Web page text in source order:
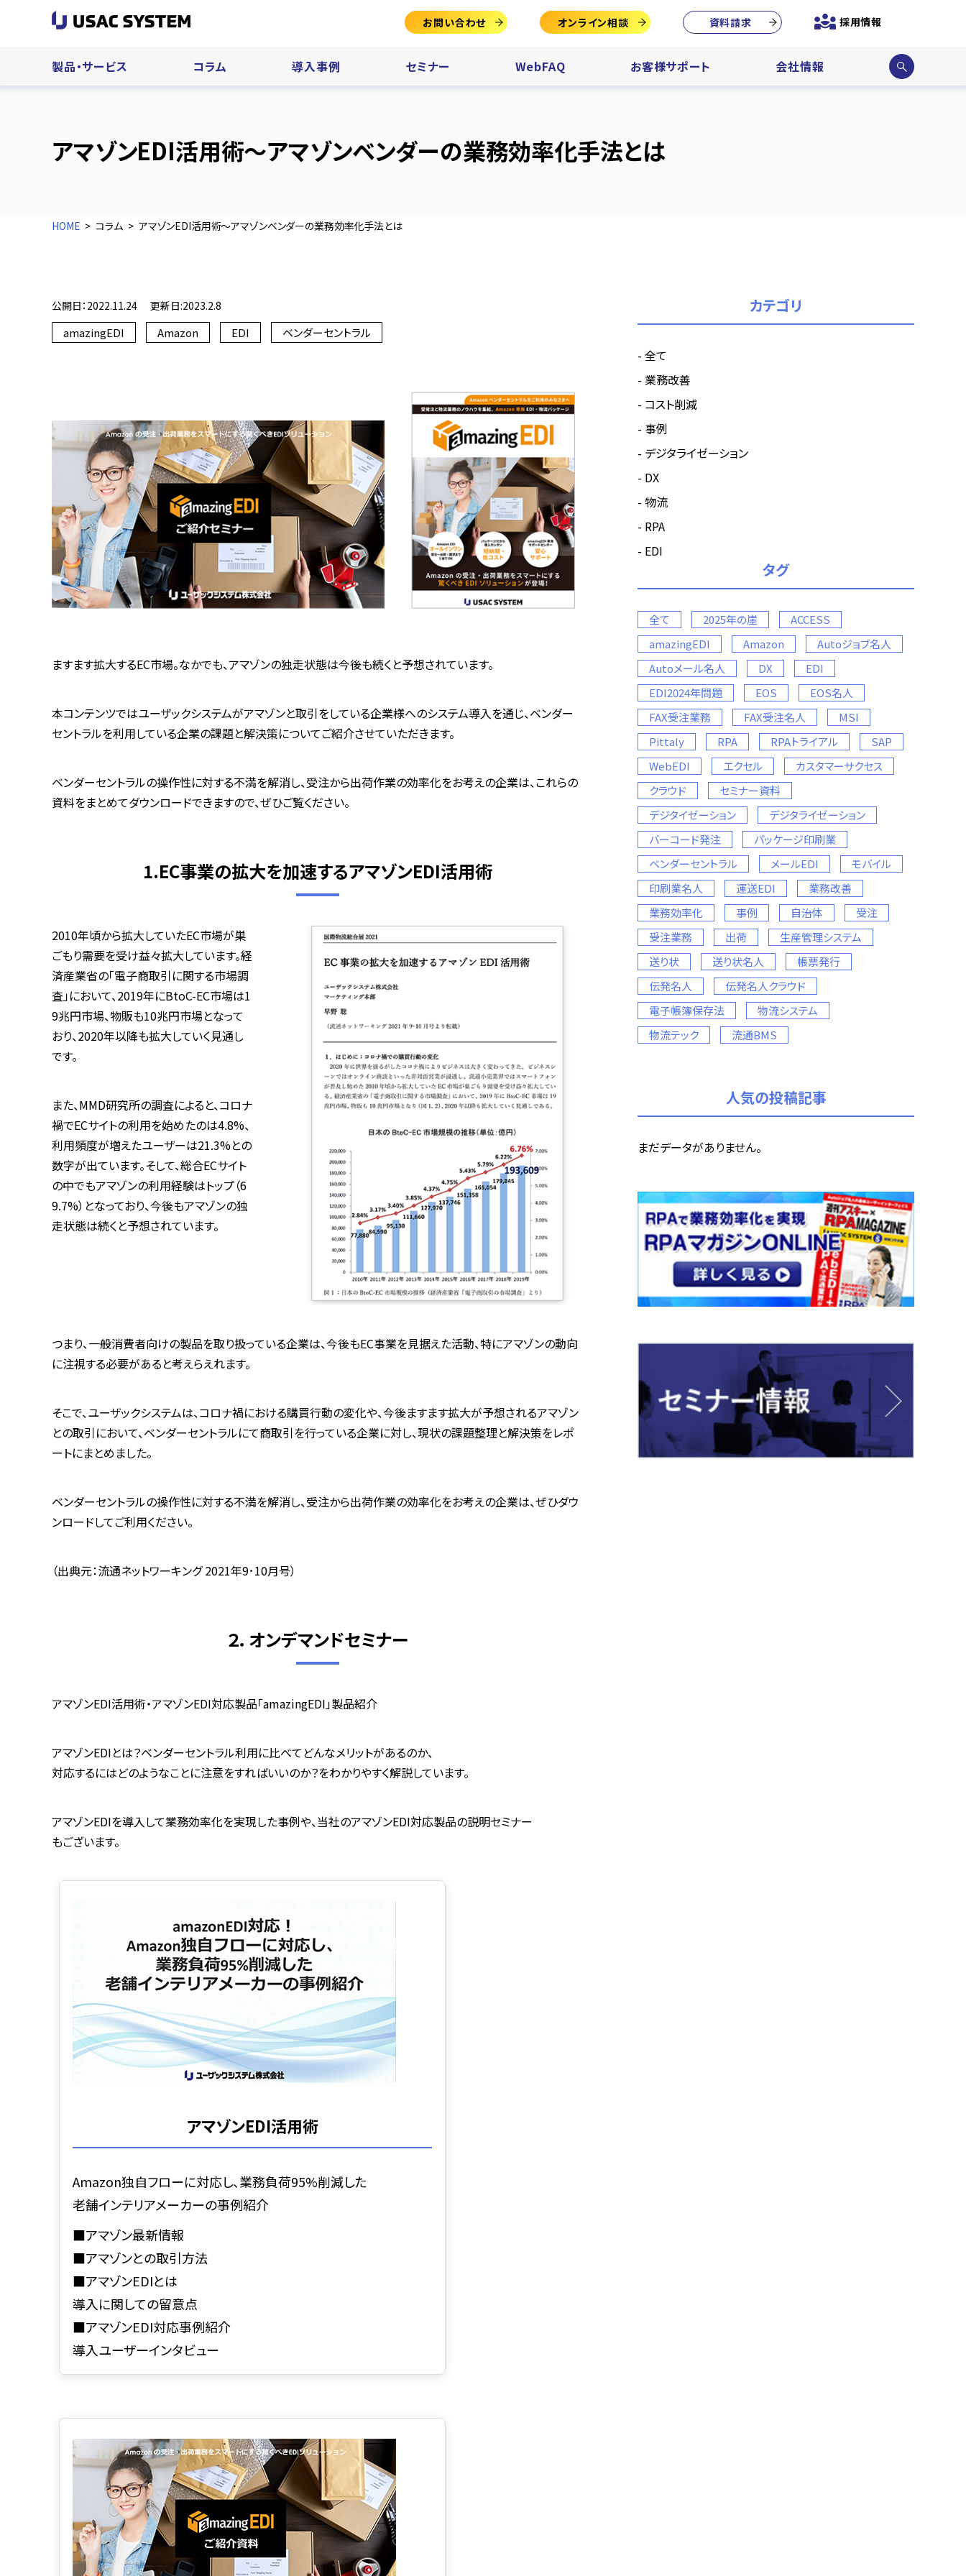
製品・サービス コラム 導入事例 セミナー WebFAQ お客様サポート 会社情報
サイ
ト内
お問い合わせ オンライン相談 資料請求 採用情報
アマゾンEDI活用術～アマゾンベンダーの業務効率化手法とは
HOME コラム アマゾンEDI活用術～アマゾンベンダーの業務効率化手法とは
公開日：2022.11.24 更新日:2023.2.8
amazingEDI Amazon EDI ベンダーセントラル
ますます拡大するEC市場。なかでも、アマゾンの独走状態は今後も続くと予想されています。
本コンテンツではユーザックシステムがアマゾンと取引をしている企業様へのシステム導入を通じ、ベンダー
セントラルを利用している企業の課題と解決策についてご紹介させていただきます。
ベンダーセントラルの操作性に対する不満を解消し、受注から出荷作業の効率化をお考えの企業は、これらの
資料をまとめてダウンロードできますので、ぜひご覧ください。
1.EC事業の拡大を加速するアマゾンEDI活用術
2010年頃から拡大していたEC市場が巣
ごもり需要を受け益々拡大しています。経
済産業省の「電子商取引に関する市場調
査」において、2019年にBtoC-EC市場は1
9兆円市場、物販も10兆円市場となって
おり、2020年以降も拡大していく見通し
です。
また、MMD研究所の調査によると、コロナ
禍でECサイトの利用を始めたのは4.8%、
利用頻度が増えたユーザーは21.3%との
数字が出ています。そして、総合ECサイト
の中でもアマゾンの利用経験はトップ（6
9.7%）となっており、今後もアマゾンの独
走状態は続くと予想されています。
つまり、一般消費者向けの製品を取り扱っている企業は、今後もEC事業を見据えた活動、特にアマゾンの動向
に注視する必要があると考えらえれます。
そこで、ユーザックシステムは、コロナ禍における購買行動の変化や、今後ますます拡大が予想されるアマゾン
との取引において、ベンダーセントラルにて商取引を行っている企業に対し、現状の課題整理と解決策をレポ
ートにまとめました。
ベンダーセントラルの操作性に対する不満を解消し、受注から出荷作業の効率化をお考えの企業は、ぜひダウ
ンロードしてご利用ください。
（出典元：流通ネットワーキング 2021年9･10月号）
２．オンデマンドセミナー
アマゾンEDI活用術・アマゾンEDI対応製品「amazingEDI」製品紹介
アマゾンEDIとは？ベンダーセントラル利用に比べてどんなメリットがあるのか、
対応するにはどのようなことに注意をすればいいのか？をわかりやすく解説しています。
アマゾンEDIを導入して業務効率化を実現した事例や、当社のアマゾンEDI対応製品の説明セミナー
もございます。
アマゾンEDI活用術
Amazon独自フローに対応し、業務負荷95%削減した
老舗インテリアメーカーの事例紹介
■アマゾン最新情報
■アマゾンとの取引方法
■アマゾンEDIとは
導入に関しての留意点
■アマゾンEDI対応事例紹介
導入ユーザーインタビュー
カテゴリ
全て
業務改善
コスト削減
事例
デジタライゼーション
DX
物流
RPA
EDI
タグ
全て 2025年の崖
ACCESS
amazingEDI
Amazon
Autoジョブ名人
Autoメール名人
DX
EDI
EDI2024年問題
EOS
EOS名人
FAX受注業務
FAX受注名人
MSI
Pittaly
RPA RPAトライアル
SAP
WebEDI
エクセル
カスタマーサクセス
クラウド
セミナー資料
デジタイゼーション
デジタライゼーション
バーコード発注
パッケージ印刷業
ベンダーセントラル
メールEDI
モバイル
印刷業名人
運送EDI
業務改善
業務効率化
事例 自治体
受注
受注業務
出荷
生産管理システム
送り状
送り状名人
帳票発行
伝発名人
伝発名人クラウド
電子帳簿保存法
物流システム
物流テック
流通BMS
人気の投稿記事
まだデータがありません。